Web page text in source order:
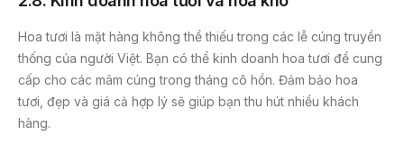
Hoa tươi là mặt hàng không thể thiếu trong các lễ cúng truyền
thống của người Việt. Bạn có thể kinh doanh hoa tươi để cung
cấp cho các mâm cúng trong tháng cô hồn. Đảm bảo hoa
tươi, đẹp và giá cả hợp lý sẽ giúp bạn thu hút nhiều khách
hàng.